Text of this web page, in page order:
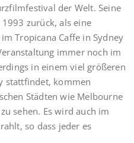
der Welt. Seine
zurück, als eine
Tropicana Caffe in Sydney
immer noch im
in einem viel größeren
stattfindet, kommen
Städten wie Melbourne
sehen. Es wird auch im
so dass jeder es